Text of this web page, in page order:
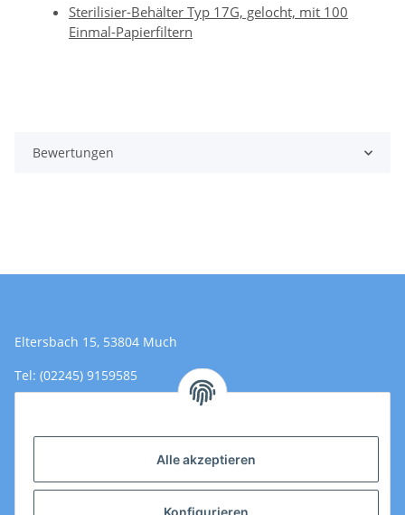
Alle akzeptieren
Sterilisier-Behälter Typ 17G, gelocht, mit 100
Einmal-Papierfiltern
Bewertungen
Eltersbach 15, 53804 Much
Tel: (02245) 9159585
Email: Kontakt@toromedical.de
Öffnungszeiten (Mo-Fr.) 8:00 - 17:00